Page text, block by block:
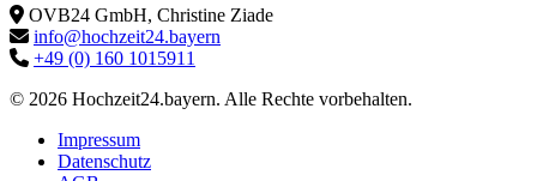
OVB24 GmbH, Christine Ziade
info@hochzeit24.bayern
+49 (0) 160 1015911
© 2026 Hochzeit24.bayern. Alle Rechte vorbehalten.
Impressum
Datenschutz